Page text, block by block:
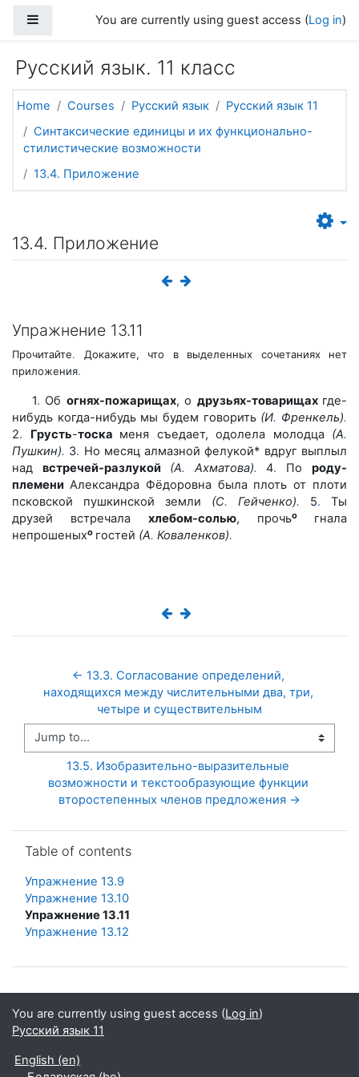
Side panelYou are currently using guest access (Log in)
Русский язык. 11 класс
Home Courses Русский язык
Русский язык 11
Синтаксические единицы и их функционально-
стилистические возможности
13.4. Приложение
13.4. Приложение
Упражнение 13.11
Прочитайте. Докажите, что в выделенных сочетаниях нет
приложения.
1. Об огнях-пожарищах, о друзьях-товарищах где-
нибудь когда-нибудь мы будем говорить (И. Френкель).
2. Грусть-тоска меня съедает, одолела молодца (А.
Пушкин). 3. Но месяц алмазной фелукой* вдруг выплыл
над встречей-разлукой (А. Ахматова). 4. Породу-
племени Александра Фёдоровна была плоть от плоти
псковской пушкинской земли (С. Гейченко). 5. Ты
друзей встречала хлебом-солью, прочьо гнала
непрошеныхо гостей (А. Коваленков).
← 13.3. Согласование определений,
находящихся между числительными два, три,
четыре и существительным
Jump to...
13.5. Изобразительно-выразительные
возможности и текстообразующие функции
второстепенных членов предложения →
Table of contents
Упражнение 13.9
Упражнение 13.10
Упражнение 13.11
Упражнение 13.12
You are currently using guest access (Log in)
Русский язык 11
English ‎(en)‎